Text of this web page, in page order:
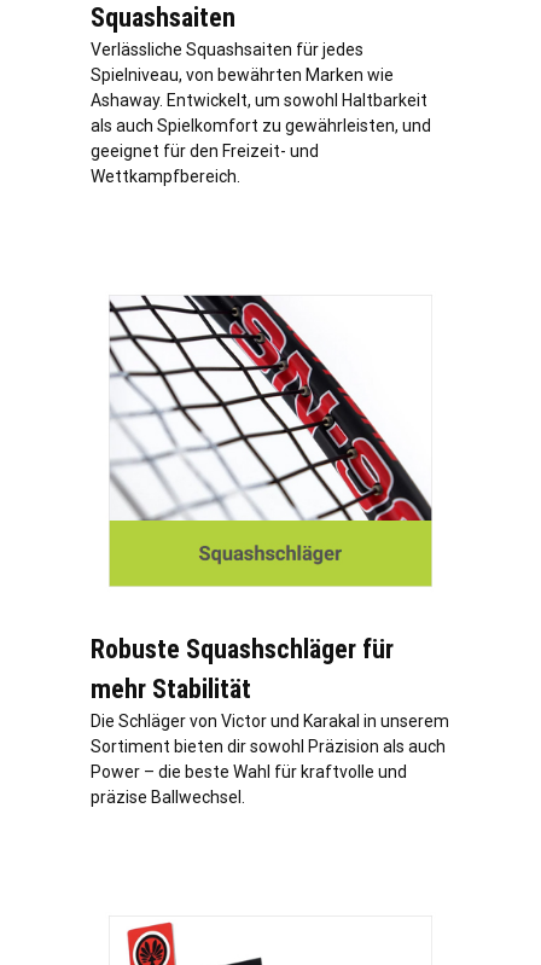
Squashsaiten
Verlässliche Squashsaiten für jedes
Spielniveau, von bewährten Marken wie
Ashaway. Entwickelt, um sowohl Haltbarkeit
als auch Spielkomfort zu gewährleisten, und
geeignet für den Freizeit- und
Wettkampfbereich.
Robuste Squashschläger für
mehr Stabilität
Die Schläger von Victor und Karakal in unserem
Sortiment bieten dir sowohl Präzision als auch
Power – die beste Wahl für kraftvolle und
präzise Ballwechsel.